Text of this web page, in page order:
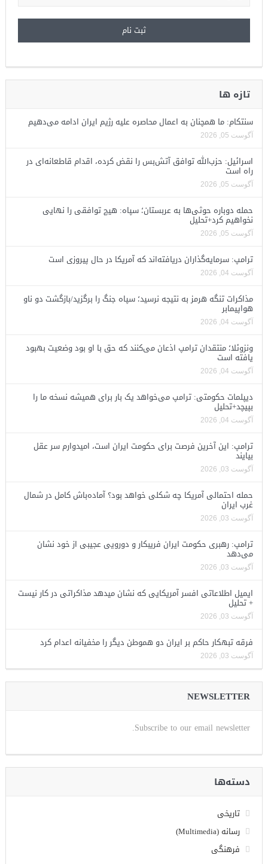
تازه ها
سنتکام: ما همچنان به اعمال محاصره علیه رژیم ایران ادامه می‌دهیم
آگوست 05, 2026
اسرائیل: حزب‌الله توافق آتش‌بس را نقض کرده، اقدام قاطعانه‌ای در
راه است
آگوست 05, 2026
حمله دوباره حوثی‌ها به عربستان؛ سپاه: هیچ توافقی را نهایی
نخواهیم کرد+تحلیل
آگوست 05, 2026
ترامپ: سرمایه‌گذاران دریافته‌اند که آمریکا در حال پیروزی است
آگوست 04, 2026
مذاکرات تنگه هرمز به نتیجه نرسید؛ سپاه جنگ را برگزید/بازگشت دو ناو
هواپیمابر
آگوست 04, 2026
ونزوئلا؛ منتقدان ترامپ اذعان می‌کنند که حق با او بود وضعیت بهبود
یافته است
آگوست 04, 2026
دیپلمات حکومتی: ترامپ می‌خواهد یک بار برای همیشه نسخه ما را
بپیچد+تحلیل
آگوست 04, 2026
ترامپ: این آخرین فرصت برای حکومت ایران است، امیدوارم سر عقل
بیایند
آگوست 03, 2026
حمله احتمالی آمریکا چه شکلی خواهد بود؟ آماده‌باش کامل در شمال
غرب ایران
آگوست 03, 2026
ترامپ: رهبری حکومت ایران فریبکار و دورویی عجیبی از خود نشان
می‌دهد
آگوست 03, 2026
ایمیل اطلاعاتی افسر آمریکایی که نشان میدهد مذاکراتی در کار نیست
+ تحلیل
آگوست 03, 2026
فرقه تبهکار حاکم بر ایران دو هموطن دیگر را مخفیانه اعدام کرد
آگوست 03, 2026
NEWSLETTER
Subscribe to our email newsletter.
دسته‌ها
تاریخی
رسانه (Multimedia)
فرهنگی